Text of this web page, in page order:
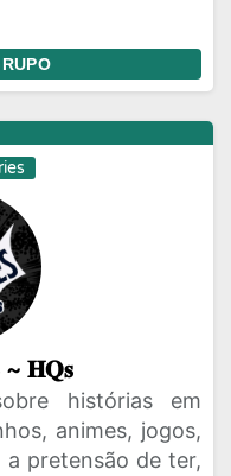
𝐇𝐐𝐬
histórias em
animes, jogos,
pretensão de ter,